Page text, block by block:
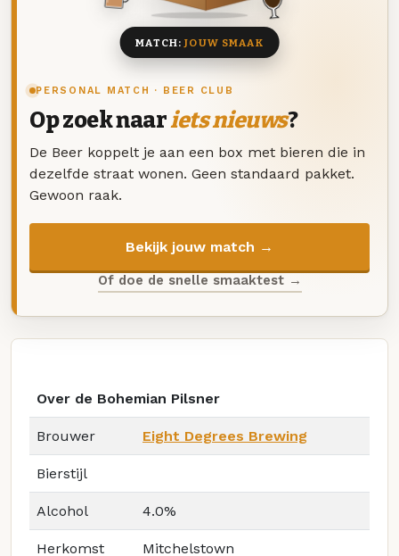
PERSONAL MATCH · BEER CLUB
Op zoek naariets nieuws?
De Beer koppelt je aan een box met bieren die in
dezelfde straat wonen. Geen standaard pakket.
Gewoon raak.
Bekijk jouw match →
Of doe de snelle smaaktest →
MATCH:JOUW SMAAK
Over de Bohemian Pilsner
Brouwer Eight Degrees Brewing
Bierstijl
Alcohol 4.0%
Herkomst Mitchelstown